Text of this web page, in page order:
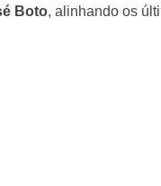
Boto, alinhando os